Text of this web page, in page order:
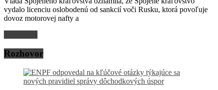
vydalo licenciu oslobodenú od sankcií voči Rusku, ktorá povoľuje
dovoz motorovej nafty a
Rozhovor